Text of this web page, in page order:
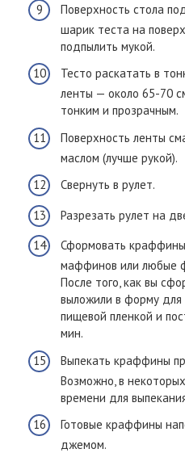
Поверхность стола
шарик теста на
подпылить мукой.
Тесто раскатать в
ленты — около 65-70
тонким и прозрачным.
Поверхность ленты
маслом (лучше рукой).
Свернуть в рулет.
Разрезать рулет на
Сформовать
маффинов или любые
После того, как вы
выложили в форму для
пищевой пленкой и
мин.
Выпекать краффины
Возможно, в
времени для
Готовые краффины
джемом.